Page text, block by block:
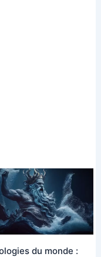
du monde :